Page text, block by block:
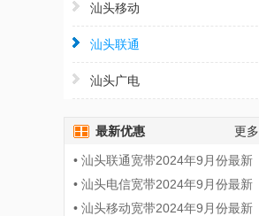
汕头移动
汕头联通
汕头广电
最新优惠 更多
• 汕头联通宽带2024年9月份最新
• 汕头电信宽带2024年9月份最新
• 汕头移动宽带2024年9月份最新